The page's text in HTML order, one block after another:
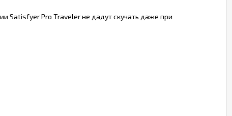
Satisfyer Pro Traveler не дадут скучать даже при